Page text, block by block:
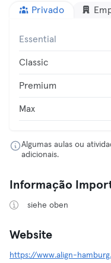
Privado
Essential
Classic
Premium
Max
Algumas aulas ou
adicionais.
Informação
siehe oben
Website
https://www.align-